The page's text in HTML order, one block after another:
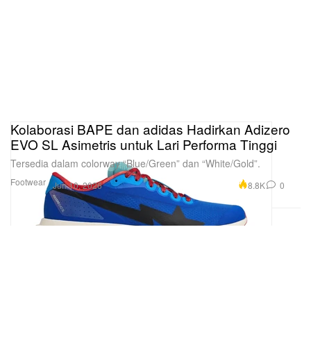
Footwear
Kolaborasi BAPE dan adidas Hadirkan Adizero
EVO SL Asimetris untuk Lari Performa Tinggi
Tersedia dalam colorway “Blue/Green” dan “White/Gold”.
Jun 10, 2026 8.8K 0